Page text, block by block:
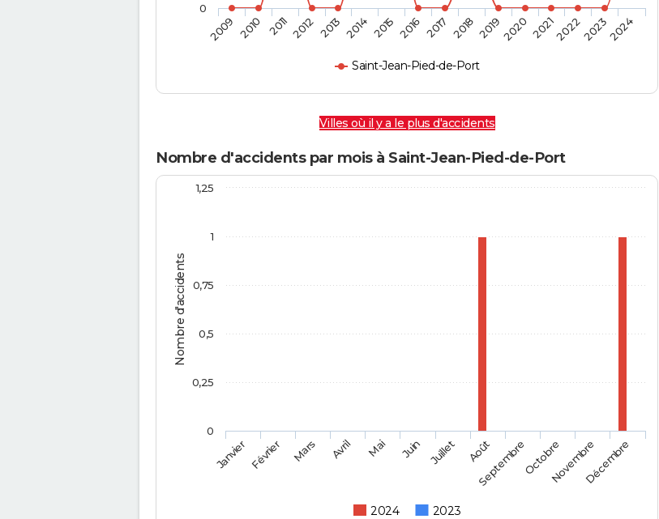
Saint-Jean-Pied-de-Port
2009 2010 2011 2012 2013 2014 2015 2016 2017 2018 20192020 2021202220232024
0
Villes où il y a le plus d'accidents
Nombre d'accidents par mois à Saint-Jean-Pied-de-Port
Nombre d'accidents
2024 2023
JanvierFévrier Mars Avril Mai Juin Juillet Août
SeptembreOctobreNovembreDécembre
0
1
0,25
0,5
0,75
1,25